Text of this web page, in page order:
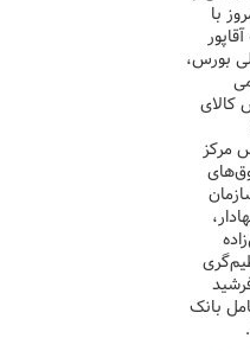
با
بورس،
کالای
مرکز
بانک‌